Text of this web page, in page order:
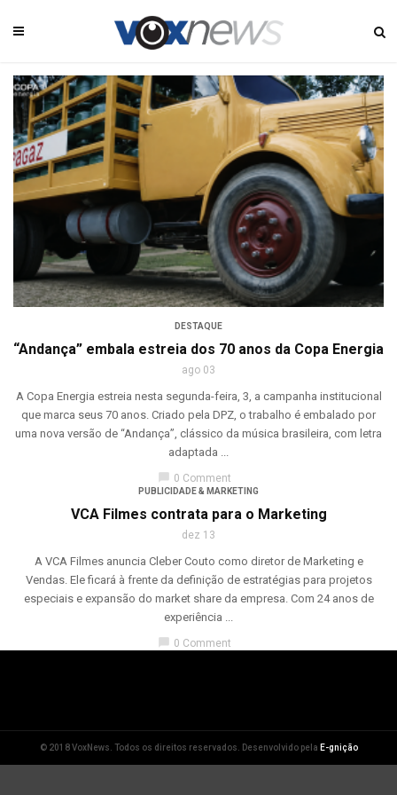
DESTAQUE
“Andança” embala estreia dos 70 anos da Copa Energia
ago 03
A Copa Energia estreia nesta segunda-feira, 3, a campanha institucional
que marca seus 70 anos. Criado pela DPZ, o trabalho é embalado por
uma nova versão de “Andança”, clássico da música brasileira, com letra
adaptada ...
chat_bubble 0 Comment
PUBLICIDADE & MARKETING
VCA Filmes contrata para o Marketing
dez 13
A VCA Filmes anuncia Cleber Couto como diretor de Marketing e
Vendas. Ele ficará à frente da definição de estratégias para projetos
especiais e expansão do market share da empresa. Com 24 anos de
experiência ...
chat_bubble 0 Comment
© 2018 VoxNews. Todos os direitos reservados. Desenvolvido pela E-gnição